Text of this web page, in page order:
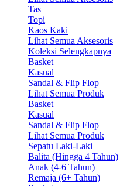
Tas
Topi
Kaos Kaki
Lihat Semua Aksesoris
Koleksi Selengkapnya
Basket
Kasual
Sandal & Flip Flop
Lihat Semua Produk
Basket
Kasual
Sandal & Flip Flop
Lihat Semua Produk
Sepatu Laki-Laki
Balita (Hingga 4 Tahun)
Anak (4-6 Tahun)
Remaja (6+ Tahun)